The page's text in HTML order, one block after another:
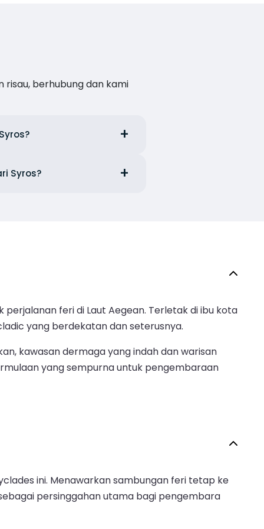
risau, berhubung dan kami
Syros?
feri di Laut Aegean. Terletak di ibu kota
yang berdekatan dan seterusnya.
kawasan dermaga yang indah dan warisan
yang sempurna untuk pengembaraan
ini. Menawarkan sambungan feri tetap ke
persinggahan utama bagi pengembara